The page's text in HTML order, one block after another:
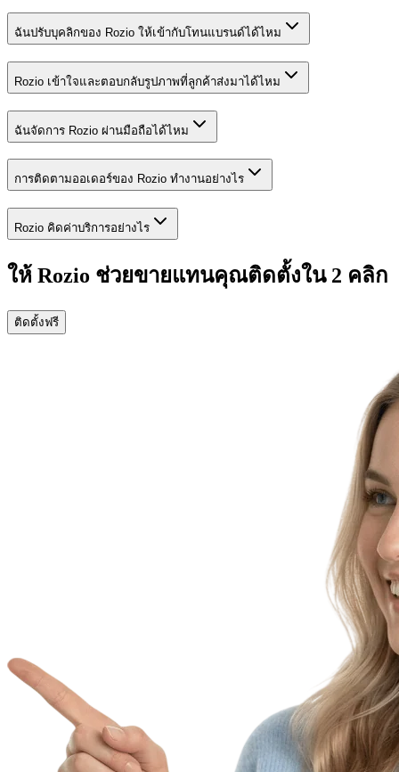
ฉันปรับบุคลิกของ Rozio ให้เข้ากับโทนแบรนด์ได้ไหม
Rozio เข้าใจและตอบกลับรูปภาพที่ลูกค้าส่งมาได้ไหม
ฉันจัดการ Rozio ผ่านมือถือได้ไหม
การติดตามออเดอร์ของ Rozio ทำงานอย่างไร
Rozio คิดค่าบริการอย่างไร
ให้ Rozio ช่วยขายแทนคุณติดตั้งใน 2 คลิก
ติดตั้งฟรี